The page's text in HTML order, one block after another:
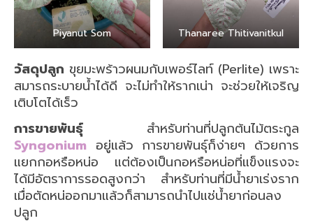
Piyanut Som Thanaree Thitivanitkul
วัสดุปลูก ขุยมะพร้าวผนมกับเพอร์ไลท์ (Perlite) เพราะ
สมารถระบายน้ำได้ดี จะไม่ทำให้รากเน่า จะช่วยให้เจริญ
เติบโตได้เร็ว
การขายพันธุ์ สำหรับท่านที่ปลูกต้นไม้ตระกูล
Syngonium อยู่แล้ว การขายพันธุ์ก็ง่ายๆ ด้วยการ
แยกกอหรือหน่อ แต่ต้องเป็นกอหรือหน่อที่แข็งแรงจะ
ได้มีอัตราการรอดสูงกว่า สำหรับท่านที่มีน้ำยาเร่งราก
เมื่อตัดหน่ออกมาแล้วก็สามารถนำไปแช่น้ำยาก่อนลง
ปลูก